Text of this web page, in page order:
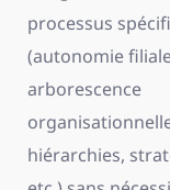
processus
(autonomie
arborescence
hiérarchies,